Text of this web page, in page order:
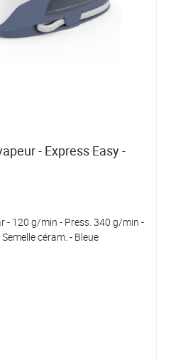
- Express Easy -
- 120 g/min - Press. 340 g/min -
céram. - Bleue